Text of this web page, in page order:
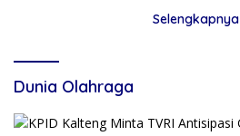
Selengkapnya
Dunia Olahraga